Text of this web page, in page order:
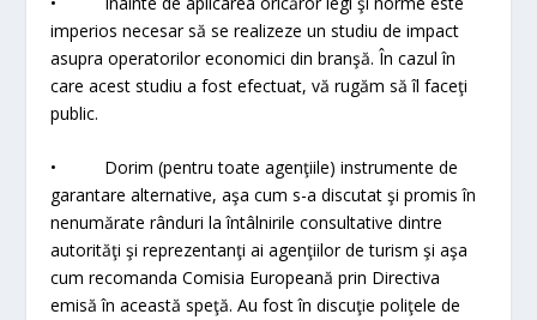
imperios necesar să se realizeze un studiu de impact
asupra operatorilor economici din branşă. În cazul în
care acest studiu a fost efectuat, vă rugăm să îl faceţi
public.
• Dorim (pentru toate agenţiile) instrumente de
garantare alternative, aşa cum s-a discutat şi promis în
nenumărate rânduri la întâlnirile consultative dintre
autorităţi şi reprezentanţi ai agenţiilor de turism şi aşa
cum recomanda Comisia Europeană prin Directiva
emisă în această speţă. Au fost în discuţie poliţele de